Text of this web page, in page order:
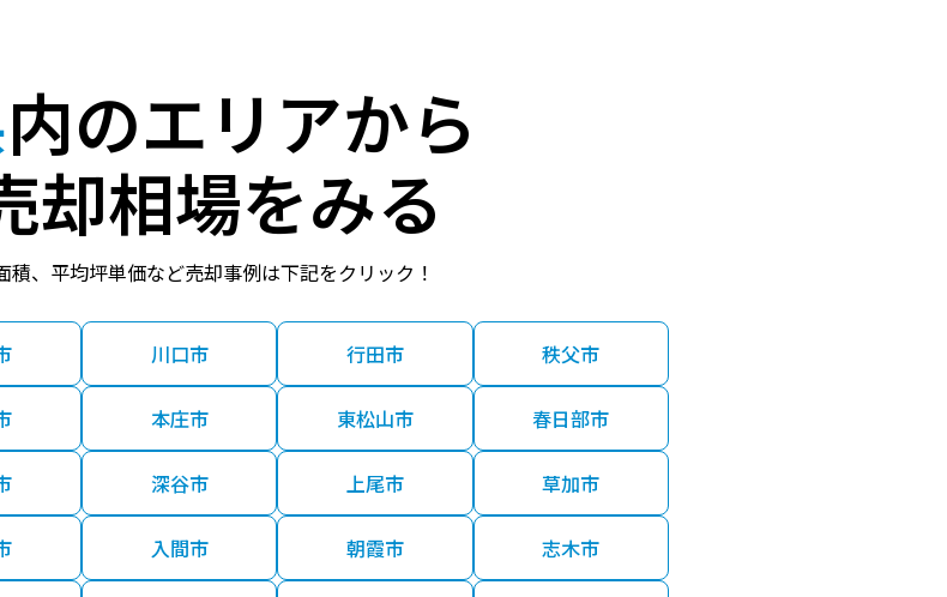
内のエリアから
却相場をみる
、平均坪単価など売却事例は下記をクリック！
川口市 行田市 秩父市
本庄市 東松山市 春日部市
深谷市 上尾市 草加市
入間市 朝霞市 志木市